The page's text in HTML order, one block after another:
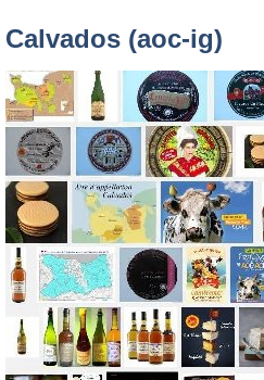
Calvados (aoc-ig)